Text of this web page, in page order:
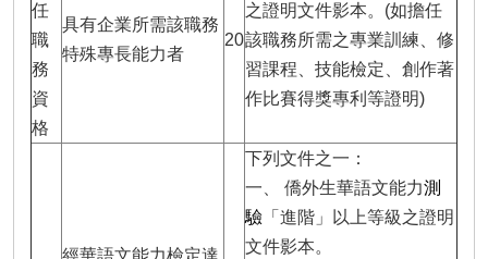
任
職
務
資
格
具有企業所需該職務
特殊專長能力者
20
之證明文件影本。(如擔任
該職務所需之專業訓練、修
習課程、技能檢定、創作著
作比賽得獎專利等證明)
經華語文能力檢定達
下列文件之一：
一、 僑外生華語文能力測
驗 「進階」以上等級之證明
文件影本。